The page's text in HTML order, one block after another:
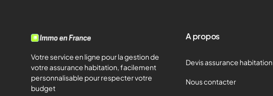
Votre service en ligne pour la gestion de
votre assurance habitation, facilement
personnalisable pour respecter votre
budget
A propos
Devis assurance habitation
Nous contacter